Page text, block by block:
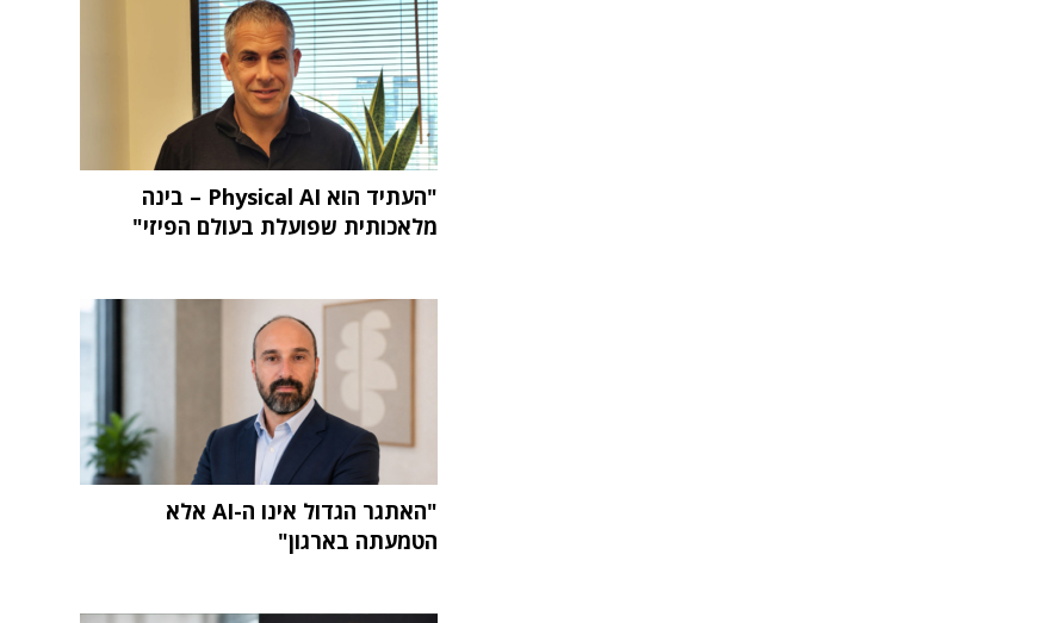
"העתיד הוא Physical AI – בינה
מלאכותית שפועלת בעולם הפיזי"
"האתגר הגדול אינו ה-AI אלא
הטמעתה בארגון"